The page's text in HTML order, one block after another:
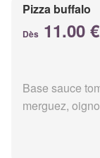
Pizza buffalo
Dès 11.00 €
Base sauce
merguez,